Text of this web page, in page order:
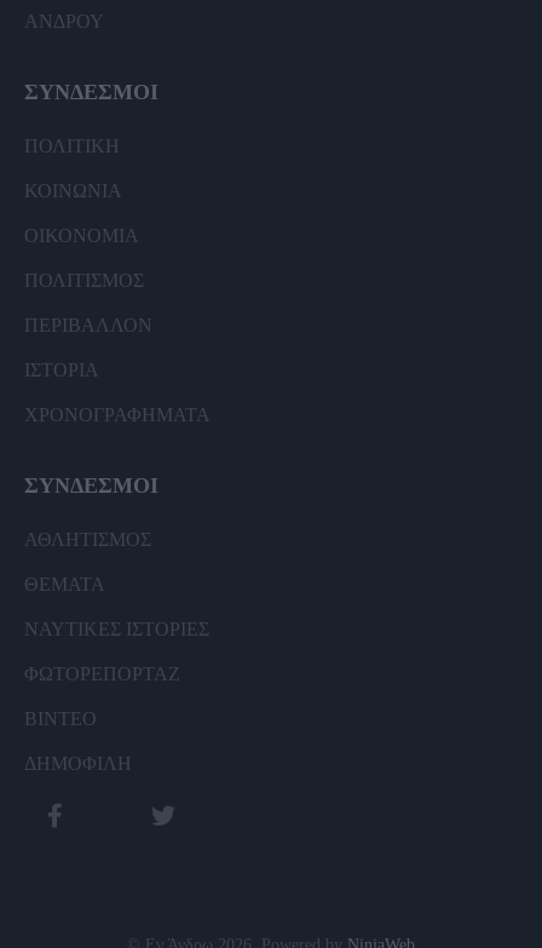
ΑΝΔΡΟΥ
ΣΥΝΔΕΣΜΟΙ
ΠΟΛΙΤΙΚΗ
ΚΟΙΝΩΝΙΑ
ΟΙΚΟΝΟΜΙΑ
ΠΟΛΙΤΙΣΜΟΣ
ΠΕΡΙΒΑΛΛΟΝ
ΙΣΤΟΡΙΑ
ΧΡΟΝΟΓΡΑΦΗΜΑΤΑ
ΣΥΝΔΕΣΜΟΙ
ΑΘΛΗΤΙΣΜΟΣ
ΘΕΜΑΤΑ
ΝΑΥΤΙΚΕΣ ΙΣΤΟΡΙΕΣ
ΦΩΤΟΡΕΠΟΡΤΑΖ
ΒΙΝΤΕΟ
ΔΗΜΟΦΙΛΗ
© Εν Άνδρω 2026. Powered by NinjaWeb